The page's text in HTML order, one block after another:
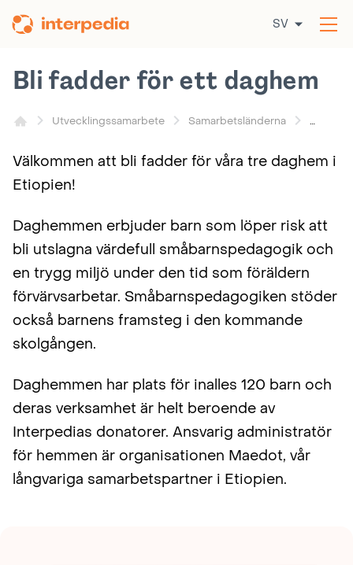
till
SV
Utvecklingssamarbete Samarbetsländerna
Bli fadder för ett daghem
Välkommen att bli fadder för våra tre daghem i
Etiopien!
Daghemmen erbjuder barn som löper risk att
bli utslagna värdefull småbarnspedagogik och
en trygg miljö under den tid som föräldern
förvärvsarbetar. Småbarnspedagogiken stöder
också barnens framsteg i den kommande
skolgången.
Daghemmen har plats för inalles 120 barn och
deras verksamhet är helt beroende av
Interpedias donatorer. Ansvarig administratör
för hemmen är organisationen Maedot, vår
långvariga samarbetspartner i Etiopien.